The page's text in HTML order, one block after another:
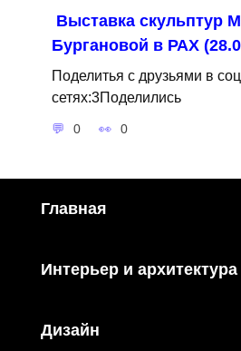
Выставка скульптур
Бургановой в РАХ
Поделитья с друзьями в
сетях:3Поделились
0 0
Главная
Интерьер и архитектура
Дизайн